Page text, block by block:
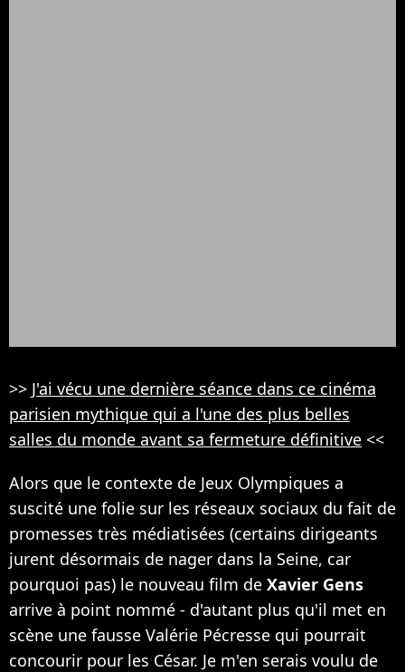
>> J'ai vécu une dernière séance dans ce cinéma
parisien mythique qui a l'une des plus belles
salles du monde avant sa fermeture définitive <<
Alors que le contexte de Jeux Olympiques a
suscité une folie sur les réseaux sociaux du fait de
promesses très médiatisées (certains dirigeants
jurent désormais de nager dans la Seine, car
pourquoi pas) le nouveau film de Xavier Gens
arrive à point nommé - d'autant plus qu'il met en
scène une fausse Valérie Pécresse qui pourrait
concourir pour les César. Je m'en serais voulu de